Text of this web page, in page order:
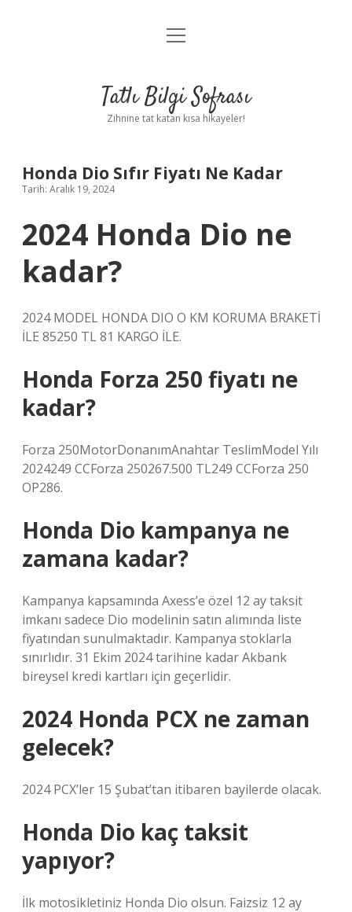
Anasayfa
Yasal Uyarı
menüyü
Tatlı Bilgi Sofrası
Zihnine tat katan kısa hikayeler!
Honda Dio Sıfır Fiyatı Ne Kadar
Tarih: Aralık 19, 2024
2024 Honda Dio ne
kadar?
2024 MODEL HONDA DIO O KM KORUMA BRAKETİ
İLE 85250 TL 81 KARGO İLE.
Honda Forza 250 fiyatı ne
kadar?
Forza 250MotorDonanımAnahtar TeslimModel Yılı
2024249 CCForza 250267.500 TL249 CCForza 250
OP286.
Honda Dio kampanya ne
zamana kadar?
Kampanya kapsamında Axess’e özel 12 ay taksit
imkanı sadece Dio modelinin satın alımında liste
fiyatından sunulmaktadır. Kampanya stoklarla
sınırlıdır. 31 Ekim 2024 tarihine kadar Akbank
bireysel kredi kartları için geçerlidir.
2024 Honda PCX ne zaman
gelecek?
2024 PCX’ler 15 Şubat’tan itibaren bayilerde olacak.
Honda Dio kaç taksit
yapıyor?
İlk motosikletiniz Honda Dio olsun. Faizsiz 12 ay